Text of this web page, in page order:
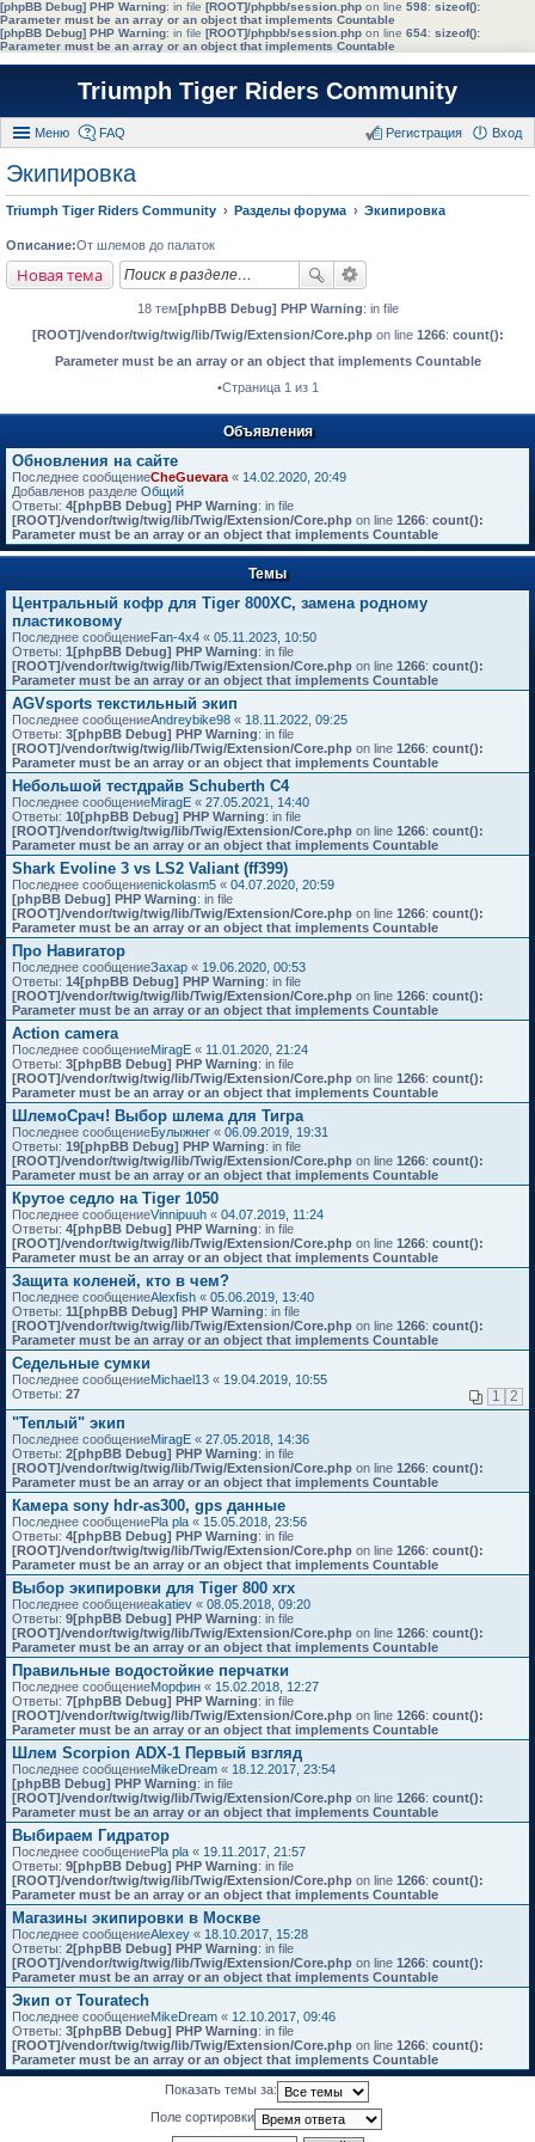
[phpBB Debug] PHP Warning: in file [ROOT]/phpbb/session.php on line 598: sizeof():
Parameter must be an array or an object that implements Countable
[phpBB Debug] PHP Warning: in file [ROOT]/phpbb/session.php on line 654: sizeof():
Parameter must be an array or an object that implements Countable
Triumph Tiger Riders Community
Меню FAQ Вход
Регистрация
Экипировка
Triumph Tiger Riders Community Разделы форума Экипировка
Описание:От шлемов до палаток
Новая тема
18 тем[phpBB Debug] PHP Warning: in file
[ROOT]/vendor/twig/twig/lib/Twig/Extension/Core.phpon line 1266: count():
Parameter must be an array or an object that implements Countable
•Страница 1 из 1
Объявления
Обновления на сайте
Последнее сообщениеCheGuevara « 14.02.2020, 20:49
Добавленов разделе Общий
Ответы: 4[phpBB Debug] PHP Warning: in file
[ROOT]/vendor/twig/twig/lib/Twig/Extension/Core.php on line 1266: count():
Parameter must be an array or an object that implements Countable
Темы
Центральный кофр для Tiger 800XC, замена родному
пластиковому
Последнее сообщениеFan-4x4 « 05.11.2023, 10:50
Ответы: 1[phpBB Debug] PHP Warning: in file
[ROOT]/vendor/twig/twig/lib/Twig/Extension/Core.php on line 1266: count():
Parameter must be an array or an object that implements Countable
AGVsports текстильный экип
Последнее сообщениеAndreybike98 « 18.11.2022, 09:25
Ответы: 3[phpBB Debug] PHP Warning: in file
[ROOT]/vendor/twig/twig/lib/Twig/Extension/Core.php on line 1266: count():
Parameter must be an array or an object that implements Countable
Небольшой тестдрайв Schuberth C4
Последнее сообщениеMiragE « 27.05.2021, 14:40
Ответы: 10[phpBB Debug] PHP Warning: in file
[ROOT]/vendor/twig/twig/lib/Twig/Extension/Core.php on line 1266: count():
Parameter must be an array or an object that implements Countable
Shark Evoline 3 vs LS2 Valiant (ff399)
Последнее сообщениеnickolasm5 « 04.07.2020, 20:59
[phpBB Debug] PHP Warning: in file
[ROOT]/vendor/twig/twig/lib/Twig/Extension/Core.php on line 1266: count():
Parameter must be an array or an object that implements Countable
Про Навигатор
Последнее сообщениеЗахар « 19.06.2020, 00:53
Ответы: 14[phpBB Debug] PHP Warning: in file
[ROOT]/vendor/twig/twig/lib/Twig/Extension/Core.php on line 1266: count():
Parameter must be an array or an object that implements Countable
Action camera
Последнее сообщениеMiragE « 11.01.2020, 21:24
Ответы: 3[phpBB Debug] PHP Warning: in file
[ROOT]/vendor/twig/twig/lib/Twig/Extension/Core.php on line 1266: count():
Parameter must be an array or an object that implements Countable
ШлемоСрач! Выбор шлема для Тигра
Последнее сообщениеБулыжнег « 06.09.2019, 19:31
Ответы: 19[phpBB Debug] PHP Warning: in file
[ROOT]/vendor/twig/twig/lib/Twig/Extension/Core.php on line 1266: count():
Parameter must be an array or an object that implements Countable
Крутое седло на Tiger 1050
Последнее сообщениеVinnipuuh « 04.07.2019, 11:24
Ответы: 4[phpBB Debug] PHP Warning: in file
[ROOT]/vendor/twig/twig/lib/Twig/Extension/Core.php on line 1266: count():
Parameter must be an array or an object that implements Countable
Защита коленей, кто в чем?
Последнее сообщениеAlexfish « 05.06.2019, 13:40
Ответы: 11[phpBB Debug] PHP Warning: in file
[ROOT]/vendor/twig/twig/lib/Twig/Extension/Core.php on line 1266: count():
Parameter must be an array or an object that implements Countable
Седельные сумки
Последнее сообщениеMichael13 « 19.04.2019, 10:55
Ответы: 27 1 2
"Теплый" экип
Последнее сообщениеMiragE « 27.05.2018, 14:36
Ответы: 2[phpBB Debug] PHP Warning: in file
[ROOT]/vendor/twig/twig/lib/Twig/Extension/Core.php on line 1266: count():
Parameter must be an array or an object that implements Countable
Камера sony hdr-as300, gps данные
Последнее сообщениеPla pla « 15.05.2018, 23:56
Ответы: 4[phpBB Debug] PHP Warning: in file
[ROOT]/vendor/twig/twig/lib/Twig/Extension/Core.php on line 1266: count():
Parameter must be an array or an object that implements Countable
Выбор экипировки для Tiger 800 xrx
Последнее сообщениеakatiev « 08.05.2018, 09:20
Ответы: 9[phpBB Debug] PHP Warning: in file
[ROOT]/vendor/twig/twig/lib/Twig/Extension/Core.php on line 1266: count():
Parameter must be an array or an object that implements Countable
Правильные водостойкие перчатки
Последнее сообщениеМорфин « 15.02.2018, 12:27
Ответы: 7[phpBB Debug] PHP Warning: in file
[ROOT]/vendor/twig/twig/lib/Twig/Extension/Core.php on line 1266: count():
Parameter must be an array or an object that implements Countable
Шлем Scorpion ADX-1 Первый взгляд
Последнее сообщениеMikeDream « 18.12.2017, 23:54
[phpBB Debug] PHP Warning: in file
[ROOT]/vendor/twig/twig/lib/Twig/Extension/Core.php on line 1266: count():
Parameter must be an array or an object that implements Countable
Выбираем Гидратор
Последнее сообщениеPla pla « 19.11.2017, 21:57
Ответы: 9[phpBB Debug] PHP Warning: in file
[ROOT]/vendor/twig/twig/lib/Twig/Extension/Core.php on line 1266: count():
Parameter must be an array or an object that implements Countable
Магазины экипировки в Москве
Последнее сообщениеAlexey « 18.10.2017, 15:28
Ответы: 2[phpBB Debug] PHP Warning: in file
[ROOT]/vendor/twig/twig/lib/Twig/Extension/Core.php on line 1266: count():
Parameter must be an array or an object that implements Countable
Экип от Touratech
Последнее сообщениеMikeDream « 12.10.2017, 09:46
Ответы: 3[phpBB Debug] PHP Warning: in file
[ROOT]/vendor/twig/twig/lib/Twig/Extension/Core.php on line 1266: count():
Parameter must be an array or an object that implements Countable
Показать темы за:
Поле сортировки